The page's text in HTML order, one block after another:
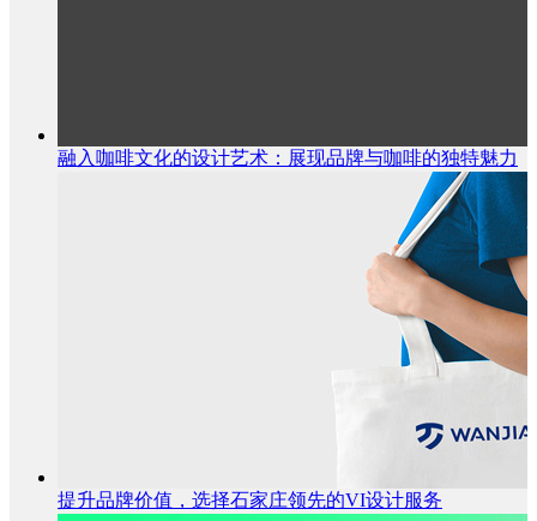
融入咖啡文化的设计艺术：展现品牌与咖啡的独特魅力
提升品牌价值，选择石家庄领先的VI设计服务